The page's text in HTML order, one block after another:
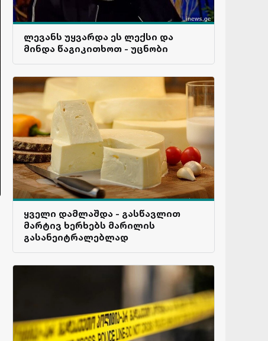
ლევანს უყვარდა ეს ლექსი და
მინდა წაგიკითხოთ - უცნობი
ყველი დამლაშდა - გასწავლით
მარტივ ხერხებს მარილის
გასანეიტრალებლად